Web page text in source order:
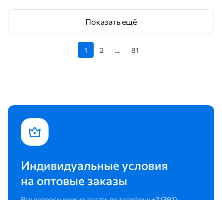
Показать ещё
1 2 ... 81
Индивидуальные условия
на оптовые заказы